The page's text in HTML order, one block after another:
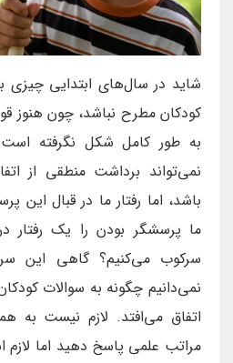
شاید در سال‌های ابتدایی چیزی
کودکان مطرح نباشد، چون هنوز
به طور کامل شکل نگرفته است
نمی‌تواند برداشت منطقی از
باشد، اما رفتار ما در قبال
ما پرسشگر بودن را یک رفتار
سرکوب می‌کنیم؟ گاهی این
نمی‌دانیم چگونه به سوالات
اتفاق می‌افتد. لازم نیست به
مراتب علمی پاسخ دهید اما